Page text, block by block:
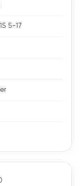
5-17